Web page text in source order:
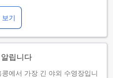
보기
립니다
에서 가장 긴 야외 수영장입니